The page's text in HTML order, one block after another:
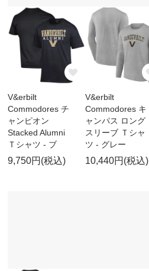
V&erbilt
Commodores チ
ャンピオン
Stacked Alumni
Ｔシャツ - ブ
9,750円(税込)
V&erbilt
Commodores キ
ャンパス ロング
スリーブ Ｔシャ
ツ - グレー
10,440円(税込)